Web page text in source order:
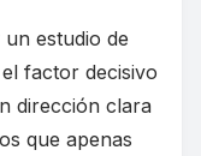
estudio de
factor decisivo
dirección clara
que apenas